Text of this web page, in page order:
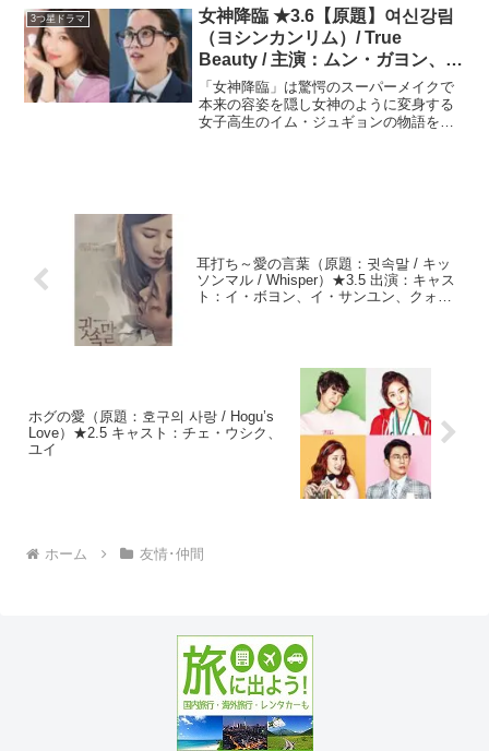
の例に漏れず、凡作となっている。
3つ星ドラマ
女神降臨 ★3.6【原題】여신강림
（ヨシンカンリム）/ True
Beauty / 主演：ムン・ガヨン、チ
ャ・ウヌ、ファン・イニョプ
「女神降臨」は驚愕のスーパーメイクで
本来の容姿を隠し女神のように変身する
女子高生のイム・ジュギョンの物語を描
耳打ち～愛の言葉（原題：귓속말 / キッ
ソンマル / Whisper）★3.5 出演：キャス
ト：イ・ボヨン、イ・サンユン、クォ
ホグの愛（原題：호구의 사랑 / Hogu’s
Love）★2.5 キャスト：チェ・ウシク、
ユイ
ホーム 友情･仲間